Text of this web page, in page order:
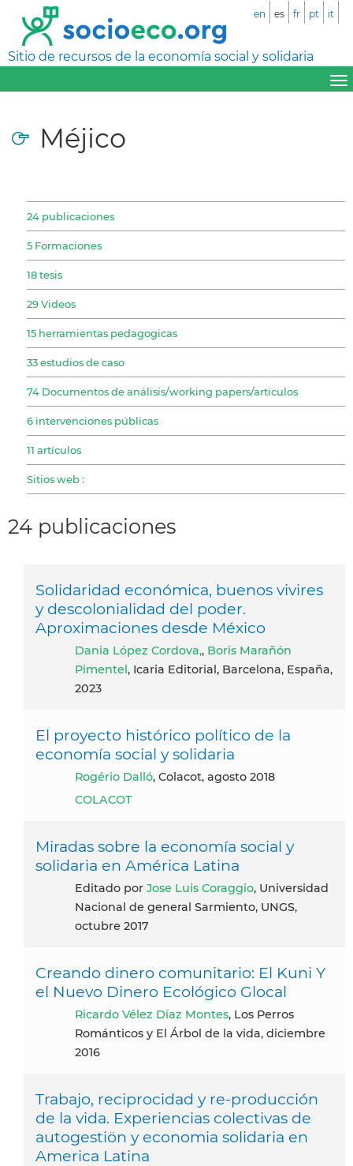
Sitio de recursos de la economía social y solidaria
en es fr pt it
Méjico
24 publicaciones
5 Formaciones
18 tesis
29 Videos
15 herramientas pedagogicas
33 estudios de caso
74 Documentos de análisis/working papers/articulos
6 intervenciones públicas
11 artículos
Sitios web :
24 publicaciones
Solidaridad económica, buenos vivires
y descolonialidad del poder.
Aproximaciones desde México
Dania López Cordova,, Boris Marañón
Pimentel, Icaria Editorial, Barcelona, España,
2023
El proyecto histórico político de la
economía social y solidaria
Rogério Dalló, Colacot, agosto 2018
COLACOT
Miradas sobre la economía social y
solidaria en América Latina
Editado por Jose Luis Coraggio, Universidad
Nacional de general Sarmiento, UNGS,
octubre 2017
Creando dinero comunitario: El Kuni Y
el Nuevo Dinero Ecológico Glocal
Ricardo Vélez Díaz Montes, Los Perros
Románticos y El Árbol de la vida, diciembre
2016
Trabajo, reciprocidad y re-producción
de la vida. Experiencias colectivas de
autogestiön y economia solidaria en
America Latina